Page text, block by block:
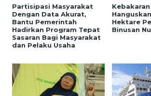
Partisipasi Masyarakat
Dengan Data Akurat,
Bantu Pemerintah
Hadirkan Program Tepat
Sasaran Bagi Masyarakat
dan Pelaku Usaha
Kebakaran
Hektare
Binusan